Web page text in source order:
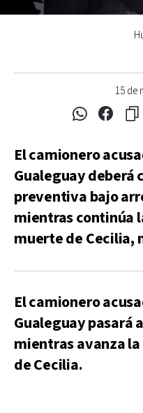
15 de
El camionero
Gualeguay deberá
preventiva bajo
mientras continúa
muerte de Cecilia,
El camionero
Gualeguay pasará
mientras avanza
de Cecilia.